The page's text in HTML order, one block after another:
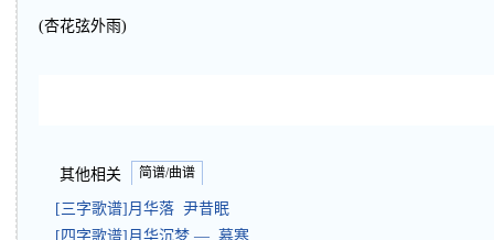
(杏花弦外雨)
其他相关 简谱/曲谱
[三字歌谱]月华落 尹昔眠
[四字歌谱]月华沉梦 — 慕寒